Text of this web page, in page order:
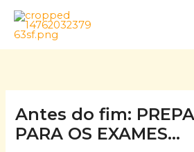
Skip
content
Antes do fim:
PARA OS EXAMES…